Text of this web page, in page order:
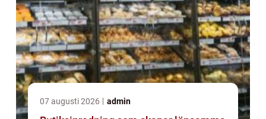
07 augusti 2026 admin